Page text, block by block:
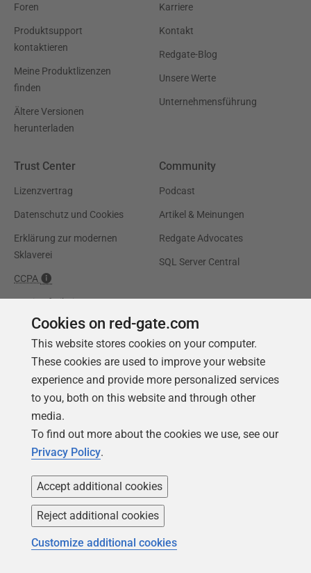
Foren
Produktsupport
kontaktieren
Meine Produktlizenzen
finden
Ältere Versionen
herunterladen
Karriere
Kontakt
Redgate-Blog
Unsere Werte
Unternehmensführung
Trust Center
Lizenzvertrag
Datenschutz und Cookies
Erklärung zur modernen
Sklaverei
CCPA
Barrierefreiheit
Community
Podcast
Artikel & Meinungen
Redgate Advocates
SQL Server Central
Lernen
Produktschulung
Universität
Bücher
Partners
Handelspartner
Beratungspartner
Cookies on red-gate.com
This website stores cookies on your computer.
These cookies are used to improve your website
experience and provide more personalized services
to you, both on this website and through other
media.
To find out more about the cookies we use, see our
Privacy Policy.
Accept additional cookies
Reject additional cookies
Customize additional cookies